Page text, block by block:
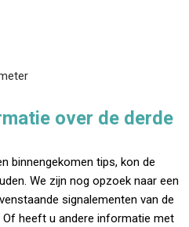
over de derde
binnengekomen tips, kon de
We zijn nog opzoek naar een
signalementen van de
heeft u andere informatie met